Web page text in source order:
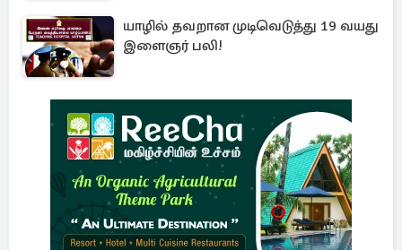
யாழில் தவறான முடிவெடுத்து 19 வயது
இளைஞர் பலி!